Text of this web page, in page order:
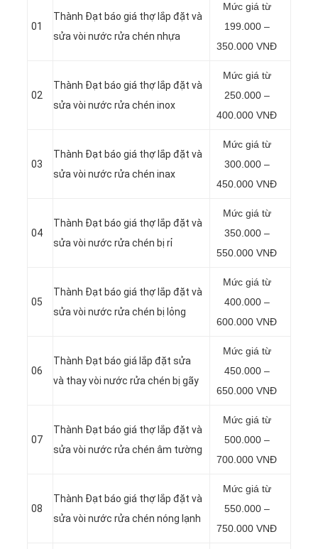
01
Thành Đạt báo giá thợ lắp đặt và
sửa vòi nước rửa chén nhựa
Mức giá từ
199.000 –
350.000 VNĐ
02
Thành Đạt báo giá thợ lắp đặt và
sửa vòi nước rửa chén inox
Mức giá từ
250.000 –
400.000 VNĐ
03
Thành Đạt báo giá thợ lắp đặt và
sửa vòi nước rửa chén inax
Mức giá từ
300.000 –
450.000 VNĐ
04
Thành Đạt báo giá thợ lắp đặt và
sửa vòi nước rửa chén bị rỉ
Mức giá từ
350.000 –
550.000 VNĐ
05
Thành Đạt báo giá thợ lắp đặt và
sửa vòi nước rửa chén bị lỏng
Mức giá từ
400.000 –
600.000 VNĐ
06
Thành Đạt báo giá lắp đặt sửa
và thay vòi nước rửa chén bị gãy
Mức giá từ
450.000 –
650.000 VNĐ
07
Thành Đạt báo giá thợ lắp đặt và
sửa vòi nước rửa chén âm tường
Mức giá từ
500.000 –
700.000 VNĐ
08
Thành Đạt báo giá thợ lắp đặt và
sửa vòi nước rửa chén nóng lạnh
Mức giá từ
550.000 –
750.000 VNĐ